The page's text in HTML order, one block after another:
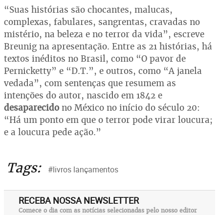
“Suas histórias são chocantes, malucas,
complexas, fabulares, sangrentas, cravadas no
mistério, na beleza e no terror da vida”, escreve
Breunig na apresentação. Entre as 21 histórias, há
textos inéditos no Brasil, como “O pavor de
Pernicketty” e “D.T.”, e outros, como “A janela
vedada”, com sentenças que resumem as
intenções do autor, nascido em 1842 e
desaparecido no México no início do século 20:
“Há um ponto em que o terror pode virar loucura;
e a loucura pede ação.”
Tags: #livros lançamentos
RECEBA NOSSA NEWSLETTER
Comece o dia com as notícias selecionadas pelo nosso editor